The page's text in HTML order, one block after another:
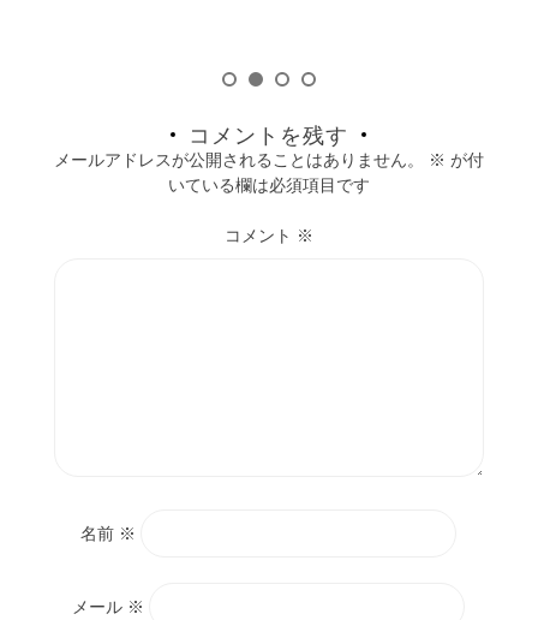
コメントを残す
メールアドレスが公開されることはありません。 ※ が付
いている欄は必須項目です
コメント ※
名前 ※
メール ※